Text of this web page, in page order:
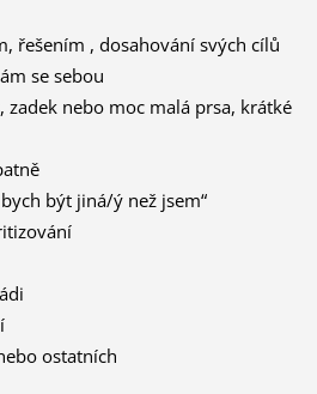
řešením , dosahování svých cílů
se sebou
zadek nebo moc malá prsa, krátké
být jiná/ý než jsem“
ostatních